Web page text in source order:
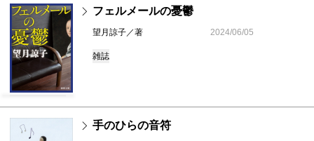
フェルメールの憂鬱
望月諒子／著 2024/06/05
雑誌
手のひらの音符